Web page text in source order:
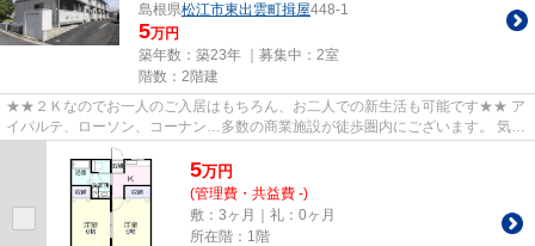
島根県松江市東出雲町揖屋448-1
5万円
築年数：築23年 ｜募集中： 2室
階数：2階建
★★２Ｋなのでお一人のご入居はもちろん、お二人での新生活も可能です★★ ア
イパルテ、ローソン、コーナン…多数の商業施設が徒歩圏内にございます。 気に
なる室内は…キッチンスペースは...
5万円
(管理費・共益費 -)
敷：3ヶ月｜礼：0ヶ月
所在階：1階